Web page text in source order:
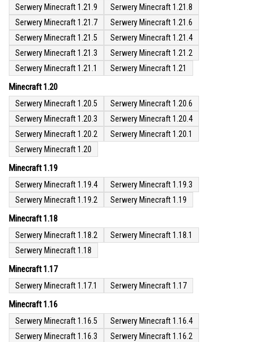
Serwery Minecraft 1.21.9
Serwery Minecraft 1.21.8
Serwery Minecraft 1.21.7
Serwery Minecraft 1.21.6
Serwery Minecraft 1.21.5
Serwery Minecraft 1.21.4
Serwery Minecraft 1.21.3
Serwery Minecraft 1.21.2
Serwery Minecraft 1.21.1
Serwery Minecraft 1.21
Minecraft 1.20
Serwery Minecraft 1.20.5
Serwery Minecraft 1.20.6
Serwery Minecraft 1.20.3
Serwery Minecraft 1.20.4
Serwery Minecraft 1.20.2
Serwery Minecraft 1.20.1
Serwery Minecraft 1.20
Minecraft 1.19
Serwery Minecraft 1.19.4
Serwery Minecraft 1.19.3
Serwery Minecraft 1.19.2
Serwery Minecraft 1.19
Minecraft 1.18
Serwery Minecraft 1.18.2
Serwery Minecraft 1.18.1
Serwery Minecraft 1.18
Minecraft 1.17
Serwery Minecraft 1.17.1 Serwery Minecraft 1.17
Minecraft 1.16
Serwery Minecraft 1.16.5
Serwery Minecraft 1.16.4
Serwery Minecraft 1.16.3
Serwery Minecraft 1.16.2